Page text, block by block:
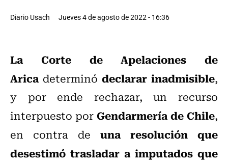
Diario Usach Jueves 4 de agosto de 2022 - 16:36
La Corte de Apelaciones de
Arica determinó declarar inadmisible,
y por ende rechazar, un recurso
interpuesto porGendarmería de Chile,
en contra de una resolución que
desestimó trasladar a imputados que